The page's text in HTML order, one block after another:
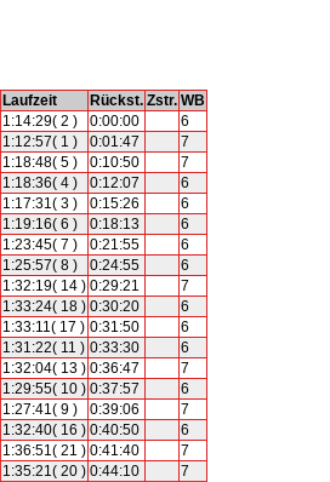
Laufzeit Rückst. Zstr. WB
1:14:29( 2 ) 0:00:00
6
1:12:57( 1 ) 0:01:47
7
1:18:48( 5 ) 0:10:50
7
1:18:36( 4 ) 0:12:07
6
1:17:31( 3 ) 0:15:26
6
1:19:16( 6 ) 0:18:13
6
1:23:45( 7 ) 0:21:55
6
1:25:57( 8 ) 0:24:55
6
1:32:19( 14 ) 0:29:21
7
1:33:24( 18 ) 0:30:20
6
1:33:11( 17 ) 0:31:50
6
1:31:22( 11 ) 0:33:30
6
1:32:04( 13 ) 0:36:47
7
1:29:55( 10 ) 0:37:57
6
1:27:41( 9 ) 0:39:06
7
1:32:40( 16 ) 0:40:50
6
1:36:51( 21 ) 0:41:40
7
1:35:21( 20 ) 0:44:10
7